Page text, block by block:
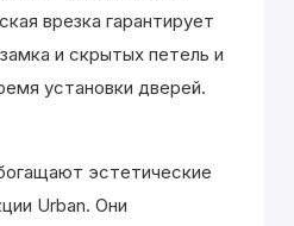
врезка гарантирует
и скрытых петель и
установки дверей.
эстетические
Urban. Они